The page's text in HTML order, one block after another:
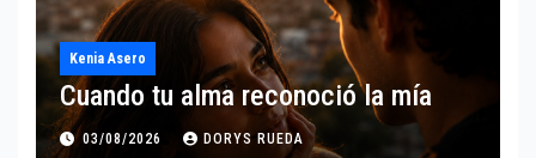
Kenia Asero
Cuando tu alma reconoció la mía
03/08/2026 DORYS RUEDA